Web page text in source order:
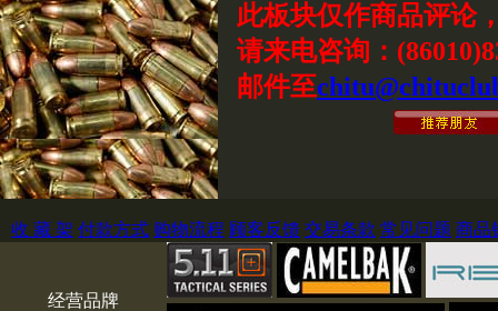
此板块仅作商品评论
请来电咨询：
邮件至
收 藏 架 付款方式 购物流程 顾客反馈 交易条款 常见问题 商品
经营品牌